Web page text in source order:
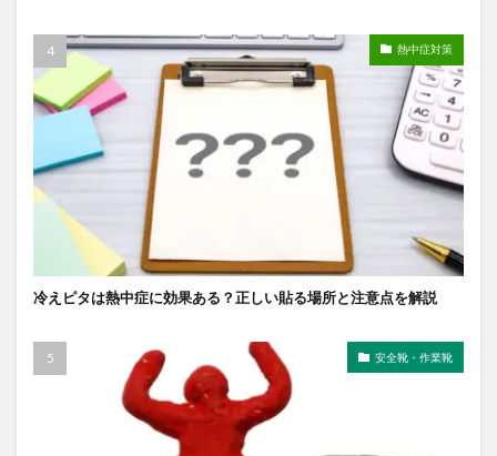
熱中症対策
冷えピタは熱中症に効果ある？正しい貼る場所と注意点を解説
安全靴・作業靴